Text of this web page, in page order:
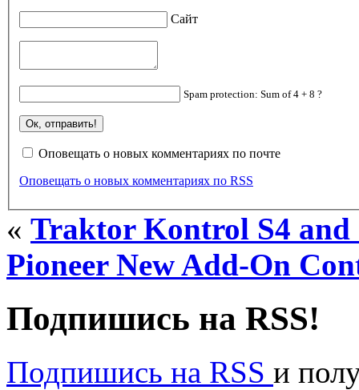
Сайт
Spam protection: Sum of 4 + 8 ?
Оповещать о новых комментариях по почте
Оповещать о новых комментариях по RSS
« Traktor Kontrol S4 and
Pioneer New Add-On
Подпишись на RSS!
Подпишись на RSS и